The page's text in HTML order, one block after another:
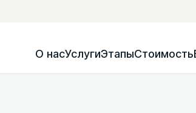
О насУслугиЭтапыСтоимость